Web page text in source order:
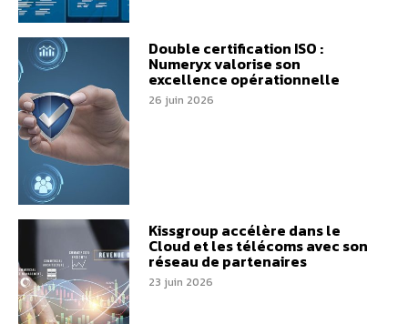
Double certification ISO :
Numeryx valorise son
excellence opérationnelle
26 juin 2026
Kissgroup accélère dans le
Cloud et les télécoms avec son
réseau de partenaires
23 juin 2026